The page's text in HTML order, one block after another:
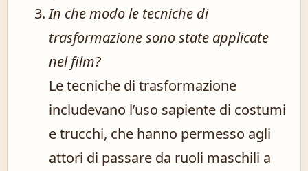
In che modo le tecniche di
trasformazione sono state applicate
nel film?
Le tecniche di trasformazione
includevano l’uso sapiente di costumi
e trucchi, che hanno permesso agli
attori di passare da ruoli maschili a